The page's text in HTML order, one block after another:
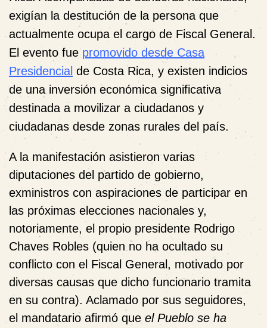
exigían la destitución de la persona que
actualmente ocupa el cargo de Fiscal General.
El evento fue promovido desde Casa
Presidencial de Costa Rica, y existen indicios
de una inversión económica significativa
destinada a movilizar a ciudadanos y
ciudadanas desde zonas rurales del país.
A la manifestación asistieron varias
diputaciones del partido de gobierno,
exministros con aspiraciones de participar en
las próximas elecciones nacionales y,
notoriamente, el propio presidente Rodrigo
Chaves Robles (quien no ha ocultado su
conflicto con el Fiscal General, motivado por
diversas causas que dicho funcionario tramita
en su contra). Aclamado por sus seguidores,
el mandatario afirmó que el Pueblo se ha